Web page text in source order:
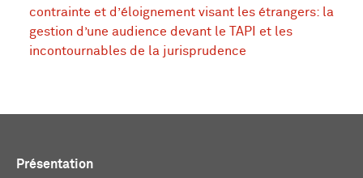
contrainte et d’éloignement visant les étrangers: la
gestion d’une audience devant le TAPI et les
incontournables de la jurisprudence
Présentation